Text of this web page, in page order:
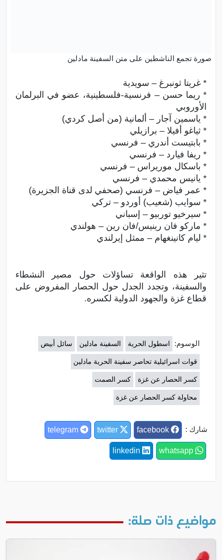
صورة تجمع الناشطين على متن السفينة مادلين
* غريتا ثونبرغ – سويدية
* ريما حسن – فرنسية-فلسطينية، عضو في البرلمان
الأوروبي
* ياسمين آجار – ألمانية (من أصل كردي)
* ثياغو أفيلا – برازيلي
* بابتيست أندري – فرنسي
* ريفا فيارد – فرنسي
* باسكال موريراس – فرنسي
* يانيس محمدي – فرنسي
* عمر فياض – فرنسي (صحفي لدى قناة الجزيرة)
* سوايب (شعيب) أوردو – تركي
* سيرخيو توربيو – إسباني
* ماركو فان رينيس/فان رين – هولندي
* ليام كانينغهام – ممثل إيرلندي
تثير هذه الواقعة تساؤلات حول مصير النشطاء
والسفينة، وتجدد الجدل حول الحصار المفروض على
قطاع غزة والجهود الدولية لكسره.
الوسوم: اسطول الحرية السفينة مادلين سائل أبيض
قوات اسرائيلية تحاصر سفينة الحرية مادلين
كسر الحصار عن غزة كسر الصمت
محاولة كسر الحصار عن غزة
شارك :
مواضيع ذات صلة: